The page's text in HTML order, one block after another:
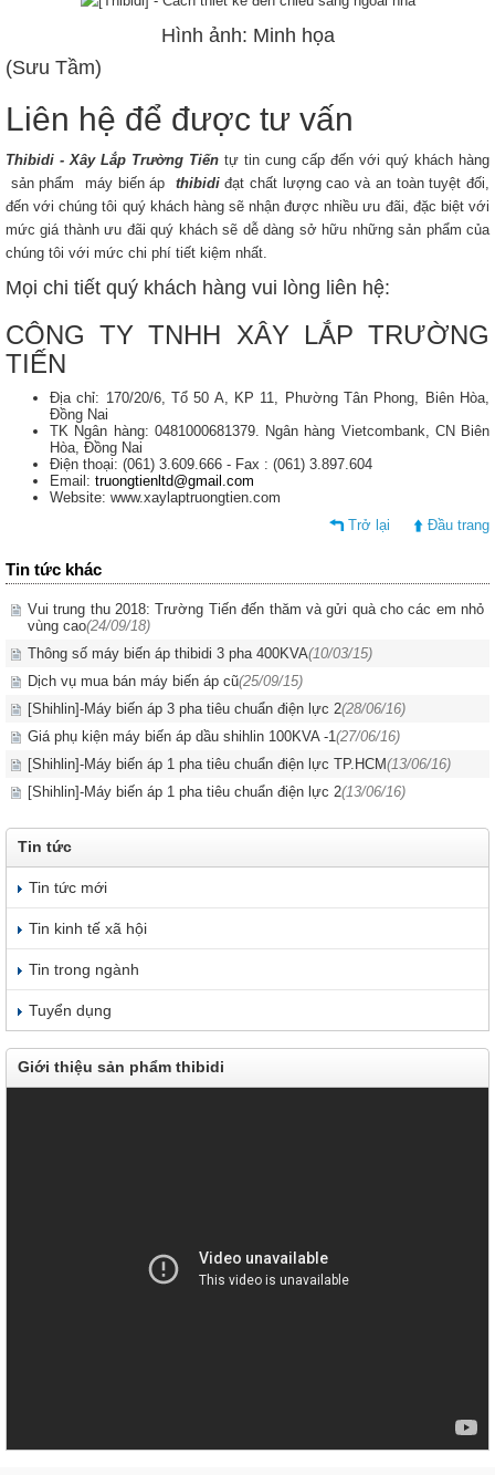
Hình ảnh: Minh họa
(Sưu Tầm)
Liên hệ để được tư vấn
Thibidi - Xây Lắp Trường Tiến tự tin cung cấp đến với quý khách hàng
sản phẩm máy biến áp thibidiđạt chất lượng cao và an toàn tuyệt đối,
đến với chúng tôi quý khách hàng sẽ nhận được nhiều ưu đãi, đặc biệt với
mức giá thành ưu đãi quý khách sẽ dễ dàng sở hữu những sản phẩm của
chúng tôi với mức chi phí tiết kiệm nhất.
Mọi chi tiết quý khách hàng vui lòng liên hệ:
CÔNG TY TNHH XÂY LẮP TRƯỜNG
TIẾN
Địa chỉ: 170/20/6, Tổ 50 A, KP 11, Phường Tân Phong, Biên Hòa,
Đồng Nai
TK Ngân hàng: 0481000681379. Ngân hàng Vietcombank, CN Biên
Hòa, Đồng Nai
Điện thoại: (061) 3.609.666 - Fax : (061) 3.897.604
Email: truongtienltd@gmail.com
Website: www.xaylaptruongtien.com
Trở lại
Đầu trang
Tin tức khác
Vui trung thu 2018: Trường Tiến đến thăm và gửi quà cho các em nhỏ
vùng cao(24/09/18)
Thông số máy biến áp thibidi 3 pha 400KVA(10/03/15)
Dịch vụ mua bán máy biến áp cũ(25/09/15)
[Shihlin]-Máy biến áp 3 pha tiêu chuẩn điện lực 2(28/06/16)
Giá phụ kiện máy biến áp dầu shihlin 100KVA -1(27/06/16)
[Shihlin]-Máy biến áp 1 pha tiêu chuẩn điện lực TP.HCM(13/06/16)
[Shihlin]-Máy biến áp 1 pha tiêu chuẩn điện lực 2(13/06/16)
Tin tức
Tin tức mới
Tin kinh tế xã hội
Tin trong ngành
Tuyển dụng
Giới thiệu sản phẩm thibidi